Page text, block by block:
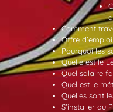
Comment
Offre
Pourquoi les
Quelle est le
Quel salaire
Quel est le
Quelles sont
S’installer au